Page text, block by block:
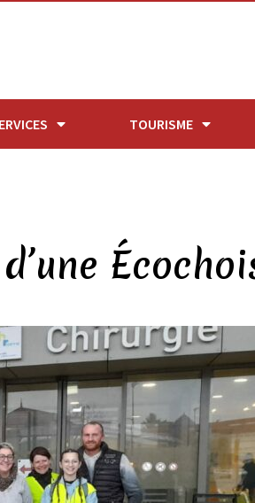
TOURISME